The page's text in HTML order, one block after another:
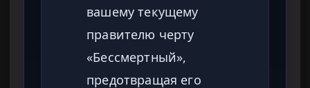
вашему текущему
правителю черту
«Бессмертный»,
предотвращая его